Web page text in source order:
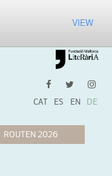
VIEW
CAT ES EN DE